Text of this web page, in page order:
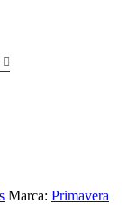
Marca: Primavera